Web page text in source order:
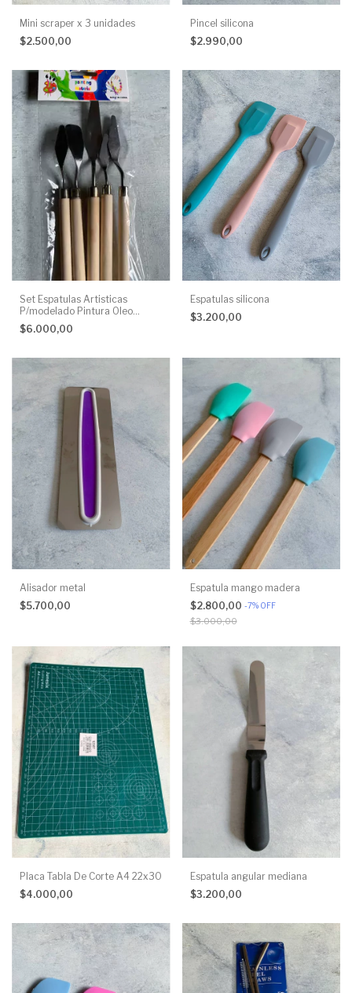
Mini scraper x 3 unidades
$2.500,00
Pincel silicona
$2.990,00
Set Espatulas Artisticas
P/modelado Pintura Oleo
Acrilico x 5 unidades
$6.000,00
Espatulas silicona
$3.200,00
Alisador metal
$5.700,00
Espatula mango madera
$2.800,00 -7% OFF
$3.000,00
Placa Tabla De Corte A4 22x30
$4.000,00
Espatula angular mediana
$3.200,00